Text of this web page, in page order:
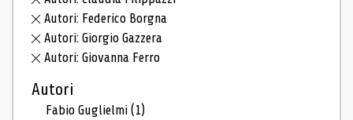
Autori: Federico Borgna
Autori: Giorgio Gazzera
Autori: Giovanna Ferro
Autori
Fabio Guglielmi(1)